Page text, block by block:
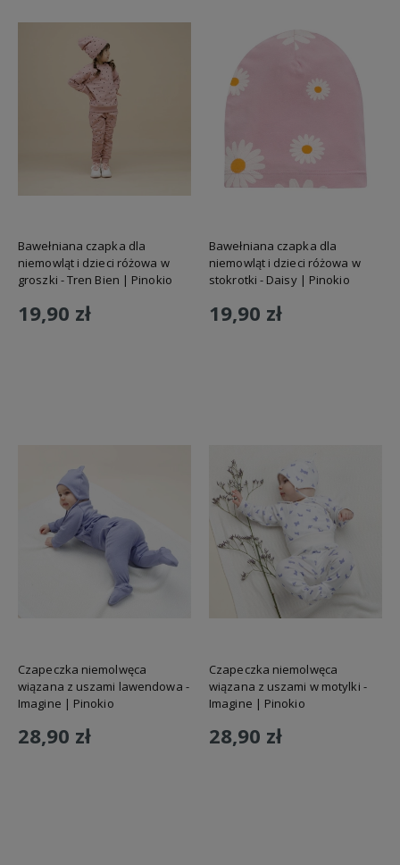
Bawełniana czapka dla
niemowląt i dzieci różowa w
groszki - Tren Bien | Pinokio
19,90 zł
Bawełniana czapka dla
niemowląt i dzieci różowa w
stokrotki - Daisy | Pinokio
19,90 zł
Czapeczka niemolwęca
wiązana z uszami lawendowa -
Imagine | Pinokio
28,90 zł
Czapeczka niemolwęca
wiązana z uszami w motylki -
Imagine | Pinokio
28,90 zł